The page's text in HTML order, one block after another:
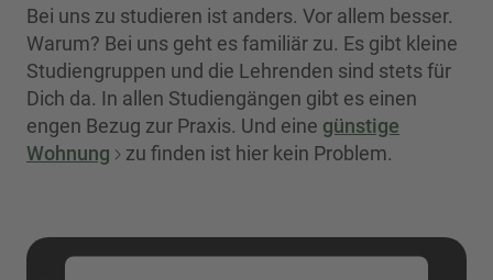
Bei uns zu studieren ist anders. Vor allem besser.
Warum? Bei uns geht es familiär zu. Es gibt kleine
Studiengruppen und die Lehrenden sind stets für
Dich da. In allen Studiengängen gibt es einen
engen Bezug zur Praxis. Und eine günstige
Wohnung
zu finden ist hier kein Problem.